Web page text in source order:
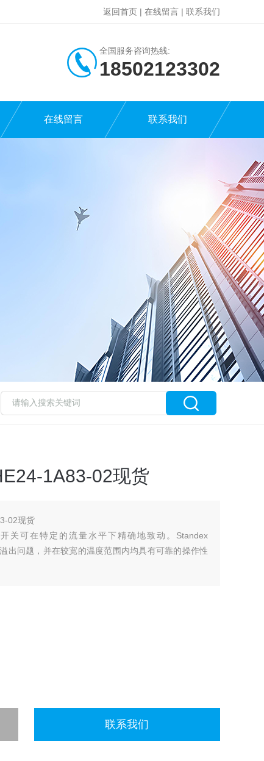
返回首页 | 在线留言 | 联系我们
全国服务咨询热线:
18502123302
在线留言 联系我们
1A83-02现货
02现货
关可在特定的流量水平下精确地致动。Standex
出问题，并在较宽的温度范围内均具有可靠的操作性
联系我们